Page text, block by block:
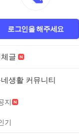
로그인을 해주세요
글
생활 커뮤니티
지
기